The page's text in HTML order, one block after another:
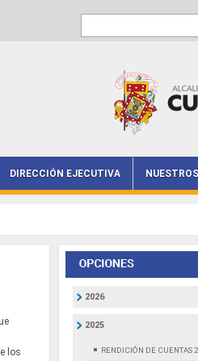
DIRECCIÓN EJECUTIVA
los
2026
2025
RENDICIÓN DE CUENTAS